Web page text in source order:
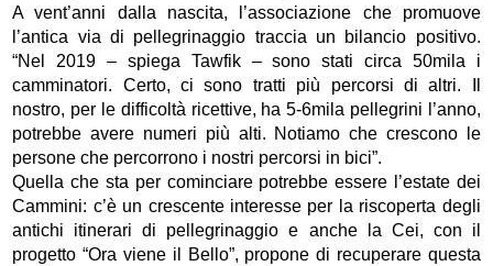
A vent’anni dalla nascita, l’associazione che promuove
l’antica via di pellegrinaggio traccia un bilancio positivo.
“Nel 2019 – spiega Tawfik – sono stati circa 50mila i
camminatori. Certo, ci sono tratti più percorsi di altri. Il
nostro, per le difficoltà ricettive, ha 5-6mila pellegrini l’anno,
potrebbe avere numeri più alti. Notiamo che crescono le
persone che percorrono i nostri percorsi in bici”.
Quella che sta per cominciare potrebbe essere l’estate dei
Cammini: c’è un crescente interesse per la riscoperta degli
antichi itinerari di pellegrinaggio e anche la Cei, con il
progetto “Ora viene il Bello”, propone di recuperare questa